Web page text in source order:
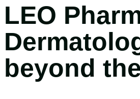
LEO
beyond